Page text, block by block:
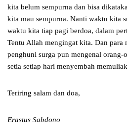
kita belum sempurna dan bisa
kita mau sempurna. Nanti waktu kita
waktu kita tiap pagi berdoa, dalam
Tentu Allah mengingat kita. Dan para
penghuni surga pun mengenal orang-
setia setiap hari menyembah
Teriring salam dan doa,
Erastus Sabdono